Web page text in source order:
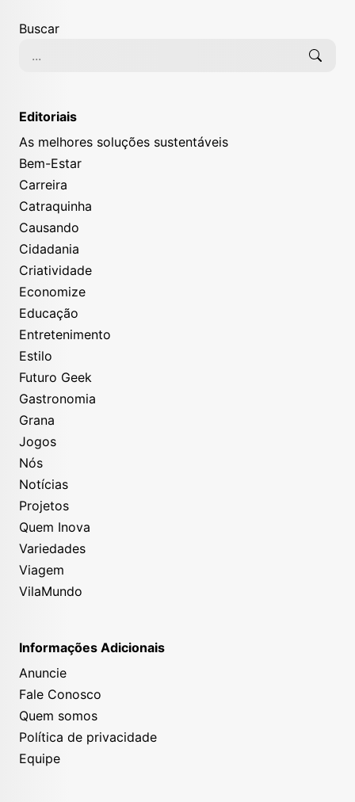
Buscar
Editoriais
As melhores soluções sustentáveis
Bem-Estar
Carreira
Catraquinha
Causando
Cidadania
Criatividade
Economize
Educação
Entretenimento
Estilo
Futuro Geek
Gastronomia
Grana
Jogos
Nós
Notícias
Projetos
Quem Inova
Variedades
Viagem
VilaMundo
Informações Adicionais
Anuncie
Fale Conosco
Quem somos
Política de privacidade
Equipe